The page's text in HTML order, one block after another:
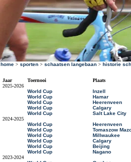
home > sporten > schaatsen langebaan > historie
Jaar Toernooi
Plaats
2025-2026
World Cup
Inzell
World Cup
Hamar
World Cup
Heerenveen
World Cup
Calgary
World Cup
Salt Lake City
2024-2025
World Cup
Heerenveen
World Cup
Tomaszow
World Cup
Millwaukee
World Cup
Calgary
World Cup
Beijing
World Cup
Nagano
2023-2024